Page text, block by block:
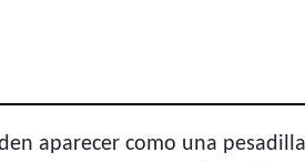
aparecer como una